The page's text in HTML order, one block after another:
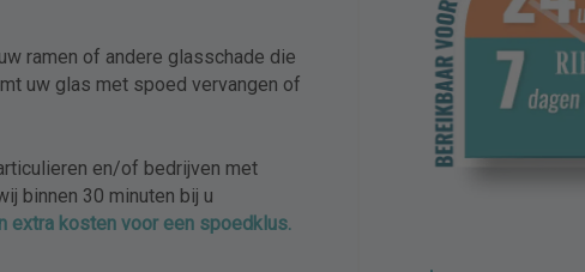
Upload
Sleep bestanden hierheen of
Selecteer bestanden
ramen of andere glasschade die
uw glas met spoed vervangen of
en/of bedrijven met
binnen 30 minuten bij u
extra kosten voor een spoedklus.